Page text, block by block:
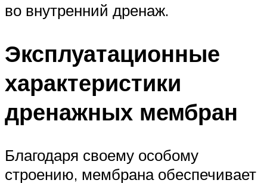
во внутренний дренаж.
Эксплуатационные
характеристики
дренажных мембран
Благодаря своему особому
строению, мембрана обеспечивает